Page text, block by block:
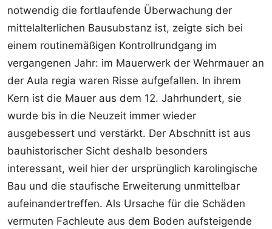
notwendig die fortlaufende Überwachung der
mittelalterlichen Bausubstanz ist, zeigte sich bei
einem routinemäßigen Kontrollrundgang im
vergangenen Jahr: im Mauerwerk der Wehrmauer an
der Aula regia waren Risse aufgefallen. In ihrem
Kern ist die Mauer aus dem 12. Jahrhundert, sie
wurde bis in die Neuzeit immer wieder
ausgebessert und verstärkt. Der Abschnitt ist aus
bauhistorischer Sicht deshalb besonders
interessant, weil hier der ursprünglich karolingische
Bau und die staufische Erweiterung unmittelbar
aufeinandertreffen. Als Ursache für die Schäden
vermuten Fachleute aus dem Boden aufsteigende